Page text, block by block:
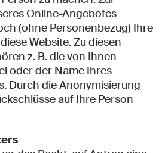
Online-Angebotes
(ohne Personenbezug) Ihre
Website. Zu diesen
z. B. die von Ihnen
oder der Name Ihres
Durch die Anonymisierung
auf Ihre Person